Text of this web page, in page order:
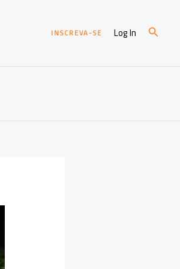
INSCREVA-SE Log In